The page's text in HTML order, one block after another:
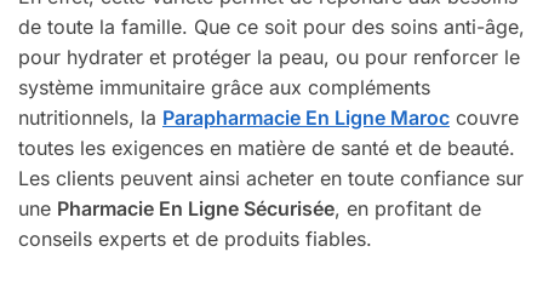
de toute la famille. Que ce soit pour des soins anti-âge,
pour hydrater et protéger la peau, ou pour renforcer le
système immunitaire grâce aux compléments
nutritionnels, la Parapharmacie En Ligne Maroc couvre
toutes les exigences en matière de santé et de beauté.
Les clients peuvent ainsi acheter en toute confiance sur
une Pharmacie En Ligne Sécurisée, en profitant de
conseils experts et de produits fiables.